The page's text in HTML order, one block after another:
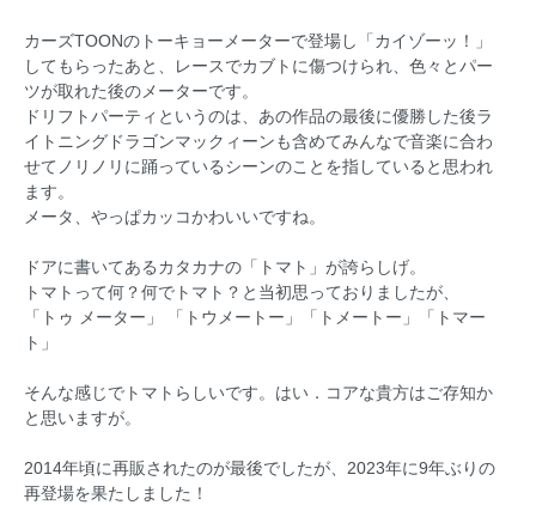
カーズTOONのトーキョーメーターで登場し「カイゾーッ！」
してもらったあと、レースでカブトに傷つけられ、色々とパー
ツが取れた後のメーターです。
ドリフトパーティというのは、あの作品の最後に優勝した後ラ
イトニングドラゴンマックィーンも含めてみんなで音楽に合わ
せてノリノリに踊っているシーンのことを指していると思われ
ます。
メータ、やっぱカッコかわいいですね。
ドアに書いてあるカタカナの「トマト」が誇らしげ。
トマトって何？何でトマト？と当初思っておりましたが、
「トゥ メーター」 「トウメートー」「トメートー」「トマー
ト」
そんな感じでトマトらしいです。はい．コアな貴方はご存知か
と思いますが。
2014年頃に再販されたのが最後でしたが、2023年に9年ぶりの
再登場を果たしました！